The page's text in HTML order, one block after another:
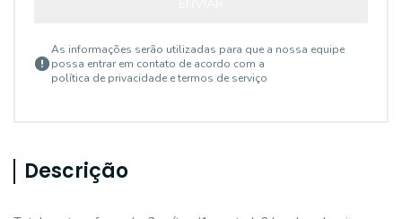
As informações serão utilizadas para que a nossa equipe
possa entrar em contato de acordo com a
política de privacidade e termos de serviço
Descrição